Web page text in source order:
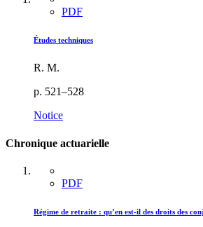
PDF
Études techniques
R. M.
p. 521–528
Notice
Chronique actuarielle
PDF
Régime de retraite : qu’en est-il des droits des